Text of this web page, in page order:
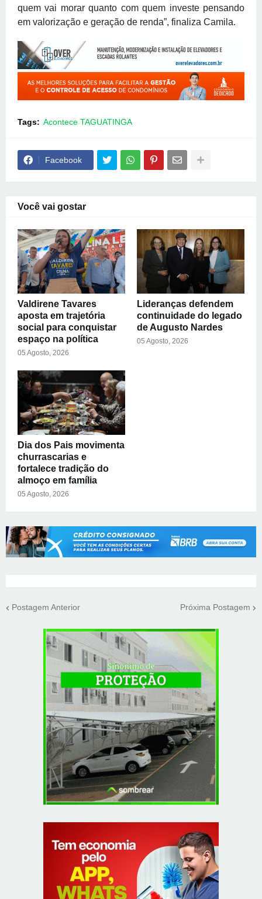
quem vai morar quanto com quem investe pensando
em valorização e geração de renda”, finaliza Camila.
Tags: Acontece TAGUATINGA
Facebook
Você vai gostar
Valdirene Tavares
aposta em trajetória
social para conquistar
espaço na política
05 Agosto, 2026
Lideranças defendem
continuidade do legado
de Augusto Nardes
05 Agosto, 2026
Dia dos Pais movimenta
churrascarias e
fortalece tradição do
almoço em família
05 Agosto, 2026
Postagem Anterior Próxima Postagem